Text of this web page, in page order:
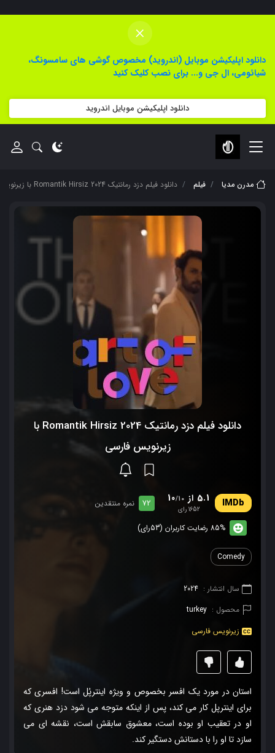
×
دانلود اپلیکیشن موبایل (اندروید) مخصوص گوشی های سامسونگ،
شیائومی، ال جی و... برای نصب کلیک کنید
دانلود اپلیکیشن موبایل اندروید
مدرن مدیا فیلم دانلود فیلم دزد رمانتیک Romantik Hirsiz 2024 با زیرنویس فارسی
دانلود فیلم دزد رمانتیک Romantik Hirsiz 2024 با
زیرنویس فارسی
5.1 از 10
/10
1652 رای
72 نمره منتقدین
85% رضایت کاربران (53رای)
Comedy
سال انتشار : 2024
محصول : turkey
زیرنویس فارسی
استان در مورد یک افسر بخصوص و ویژه اینترپُل است! افسری که
برای اینترپل کار می کند، پس از اینکه متوجه می شود دزد هنری که
او در تعقیب او بوده است، معشوق سابقش است، نقشه ای می
سازد تا او را با دستانش دستگیر کند.